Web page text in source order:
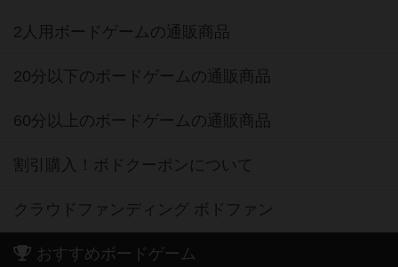
2人用ボードゲームの通販商品
20分以下のボードゲームの通販商品
60分以上のボードゲームの通販商品
割引購入！ボドクーポンについて
クラウドファンディング ボドファン
おすすめボードゲーム